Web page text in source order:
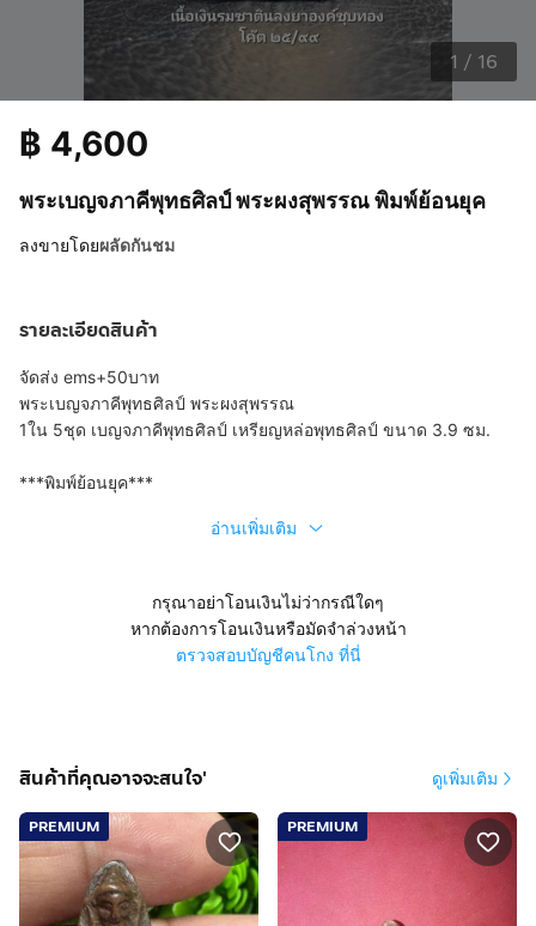
1 / 16
พระเบญจภาคีพุทธศิลป์ พระผงสุพรรณ พิมพ์ย้อนยุค
฿ 4,600
ลงขายโดยผลัดกันชม
รายละเอียดสินค้า
จัดส่ง ems+50บาท
พระเบญจภาคีพุทธศิลป์ พระผงสุพรรณ
1ใน 5ชุด เบญจภาคีพุทธศิลป์ เหรียญหล่อพุทธศิลป์ ขนาด 3.9 ซม.
***พิมพ์ย้อนยุค***
อ่านเพิ่มเติม
กรุณาอย่าโอนเงินไม่ว่ากรณีใดๆ
หากต้องการโอนเงินหรือมัดจำล่วงหน้า
ตรวจสอบบัญชีคนโกง ที่นี่
สินค้าที่คุณอาจจะสนใจ' ดูเพิ่มเติม
PREMIUM PREMIUM